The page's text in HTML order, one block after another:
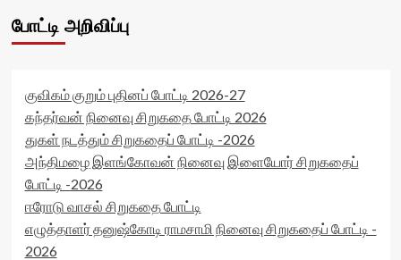
போட்டி அறிவிப்பு
குவிகம் குறும் புதினப் போட்டி 2026-27
கந்தர்வன் நினைவு சிறுகதை போட்டி 2026
துகள் நடத்தும் சிறுகதைப் போட்டி -2026
அந்திமழை இளங்கோவன் நினைவு இளையோர் சிறுகதைப்
போட்டி -2026
ஈரோடு வாசல் சிறுகதை போட்டி
எழுத்தாளர் தனுஷ்கோடி ராமசாமி நினைவு சிறுகதைப் போட்டி -
2026